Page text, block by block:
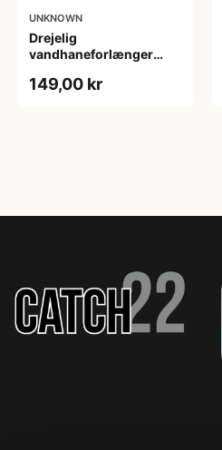
UNKNOWN
Drejelig
vandhaneforlænger
149,00 kr